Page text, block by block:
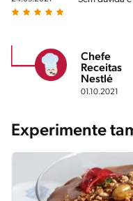
Chefe
Receitas
Nestlé
01.10.2021
Experimente